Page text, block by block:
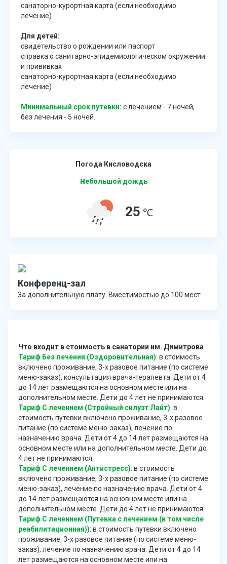
санаторно-курортная карта (если необходимо
лечение)
Для детей:
свидетельство о рождении или паспорт
справка о санитарно-эпидемиологическом окружении
и прививках
санаторно-курортная карта (если необходимо
лечение)
Минимальный срок путевки: с лечением - 7 ночей,
без лечения - 5 ночей.
Погода Кисловодска
небольшой дождь
25 ℃
Конференц-зал
За дополнительную плату. Вместимостью до 100 мест.
Что входит в стоимость в санатории им. Димитрова
Тариф Без лечения (Оздоровительная): в стоимость
включено проживание, 3-х разовое питание (по системе
меню-заказ), консультация врача-терапевта. Дети от 4
до 14 лет размещаются на основном месте или на
дополнительном месте. Дети до 4 лет не принимаются.
Тариф С лечением (Стройный силуэт Лайт): в
стоимость путевки включено проживание, 3-х разовое
питание (по системе меню-заказ), лечение по
назначению врача. Дети от 4 до 14 лет размещаются на
основном месте или на дополнительном месте. Дети до
4 лет не принимаются.
Тариф С лечением (Антистресс): в стоимость
включено проживание, 3-х разовое питание (по системе
меню-заказ), лечение по назначению врача. Дети от 4
до 14 лет размещаются на основном месте или на
дополнительном месте. Дети до 4 лет не принимаются.
Тариф С лечением (Путевка с лечением (в том числе
реабилитационная)): в стоимость путевки включено
проживание, 3-х разовое питание (по системе меню-
заказ), лечение по назначению врача. Дети от 4 до 14
лет размещаются на основном месте или на